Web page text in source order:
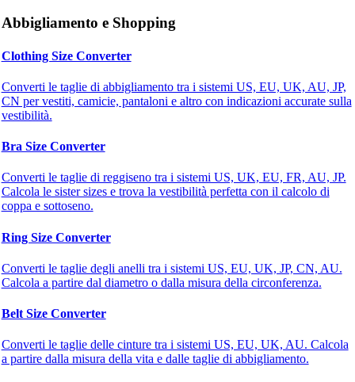
Abbigliamento e Shopping
Clothing Size Converter
Converti le taglie di abbigliamento tra i sistemi US, EU, UK, AU, JP,
CN per vestiti, camicie, pantaloni e altro con indicazioni accurate sulla
vestibilità.
Bra Size Converter
Converti le taglie di reggiseno tra i sistemi US, UK, EU, FR, AU, JP.
Calcola le sister sizes e trova la vestibilità perfetta con il calcolo di
coppa e sottoseno.
Ring Size Converter
Converti le taglie degli anelli tra i sistemi US, EU, UK, JP, CN, AU.
Calcola a partire dal diametro o dalla misura della circonferenza.
Belt Size Converter
Converti le taglie delle cinture tra i sistemi US, EU, UK, AU. Calcola
a partire dalla misura della vita e dalle taglie di abbigliamento.